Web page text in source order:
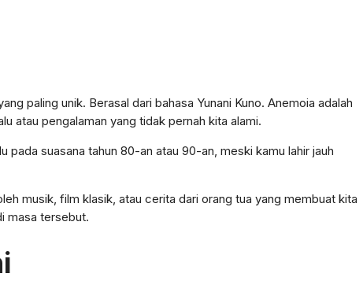
paling unik. Berasal dari bahasa Yunani Kuno. Anemoia adalah
atau pengalaman yang tidak pernah kita alami.
pada suasana tahun 80-an atau 90-an, meski kamu lahir jauh
musik, film klasik, atau cerita dari orang tua yang membuat kita
masa tersebut.